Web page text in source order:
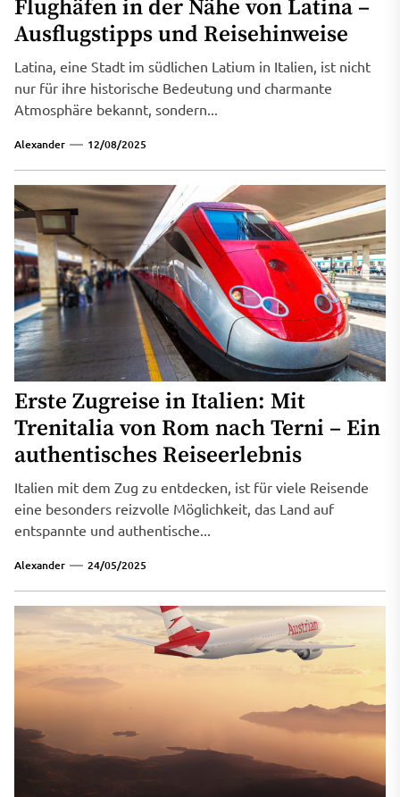
Flughäfen in der Nähe von Latina –
Ausflugstipps und Reisehinweise
Latina, eine Stadt im südlichen Latium in Italien, ist nicht
nur für ihre historische Bedeutung und charmante
Atmosphäre bekannt, sondern...
Alexander 12/08/2025
Erste Zugreise in Italien: Mit
Trenitalia von Rom nach Terni – Ein
authentisches Reiseerlebnis
Italien mit dem Zug zu entdecken, ist für viele Reisende
eine besonders reizvolle Möglichkeit, das Land auf
entspannte und authentische...
Alexander 24/05/2025